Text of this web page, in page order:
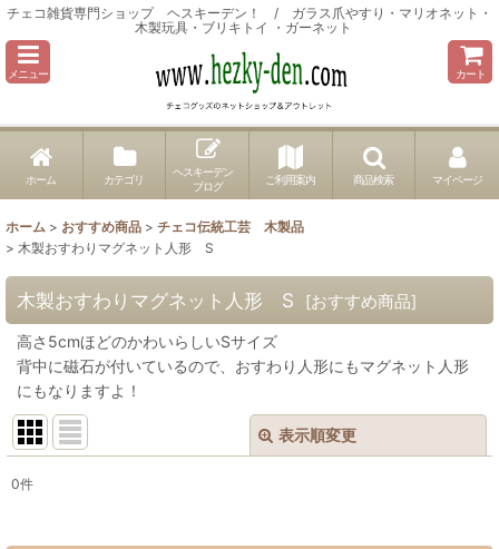
チェコ雑貨専門ショップ ヘスキーデン！ / ガラス爪やすり・マリオネット・
木製玩具・ブリキトイ ・ガーネット
メニュー カート
ホーム カテゴリ
ヘスキーデン
ブログ
ご利用案内 商品検索 マイページ
ホーム > おすすめ商品 > チェコ伝統工芸 木製品
> 木製おすわりマグネット人形 S
木製おすわりマグネット人形 S [おすすめ商品]
高さ5cmほどのかわいらしいSサイズ
背中に磁石が付いているので、おすわり人形にもマグネット人形
にもなりますよ！
表示順変更
0件